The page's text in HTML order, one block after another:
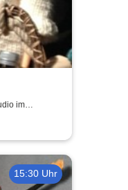
im
15:30 Uhr